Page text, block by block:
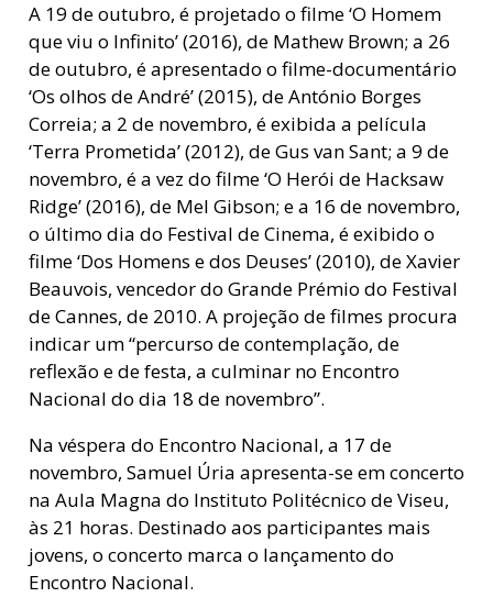
A 19 de outubro, é projetado o filme ‘O Homem
que viu o Infinito’ (2016), de Mathew Brown; a 26
de outubro, é apresentado o filme-documentário
‘Os olhos de André’ (2015), de António Borges
Correia; a 2 de novembro, é exibida a película
‘Terra Prometida’ (2012), de Gus van Sant; a 9 de
novembro, é a vez do filme ‘O Herói de Hacksaw
Ridge’ (2016), de Mel Gibson; e a 16 de novembro,
o último dia do Festival de Cinema, é exibido o
filme ‘Dos Homens e dos Deuses’ (2010), de Xavier
Beauvois, vencedor do Grande Prémio do Festival
de Cannes, de 2010. A projeção de filmes procura
indicar um “percurso de contemplação, de
reflexão e de festa, a culminar no Encontro
Nacional do dia 18 de novembro”.
Na véspera do Encontro Nacional, a 17 de
novembro, Samuel Úria apresenta-se em concerto
na Aula Magna do Instituto Politécnico de Viseu,
às 21 horas. Destinado aos participantes mais
jovens, o concerto marca o lançamento do
Encontro Nacional.